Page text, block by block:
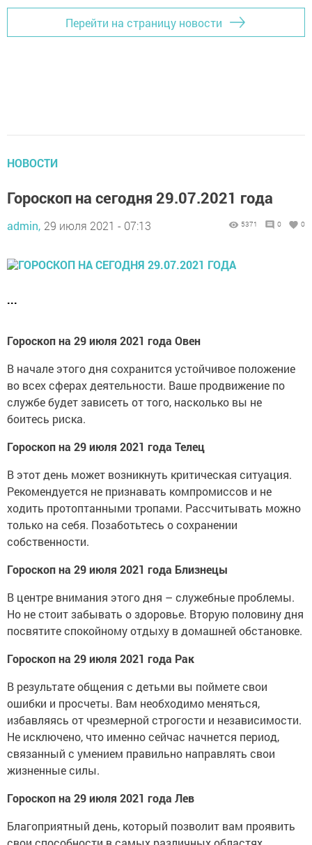
Перейти на страницу новости
НОВОСТИ
Гороскоп на сегодня 29.07.2021 года
admin, 29 июля 2021 - 07:13 5371 0 0
...
Гороскоп на 29 июля 2021 года Овен
В начале этого дня сохранится устойчивое положение
во всех сферах деятельности. Ваше продвижение по
службе будет зависеть от того, насколько вы не
боитесь риска.
Гороскоп на 29 июля 2021 года Телец
В этот день может возникнуть критическая ситуация.
Рекомендуется не признавать компромиссов и не
ходить протоптанными тропами. Рассчитывать можно
только на себя. Позаботьтесь о сохранении
собственности.
Гороскоп на 29 июля 2021 года Близнецы
В центре внимания этого дня – служебные проблемы.
Но не стоит забывать о здоровье. Вторую половину дня
посвятите спокойному отдыху в домашней обстановке.
Гороскоп на 29 июля 2021 года Рак
В результате общения с детьми вы поймете свои
ошибки и просчеты. Вам необходимо меняться,
избавляясь от чрезмерной строгости и независимости.
Не исключено, что именно сейчас начнется период,
связанный с умением правильно направлять свои
жизненные силы.
Гороскоп на 29 июля 2021 года Лев
Благоприятный день, который позволит вам проявить